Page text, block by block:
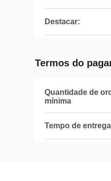
Destacar:
Termos do
Quantidade de
mínima
Tempo de entrega